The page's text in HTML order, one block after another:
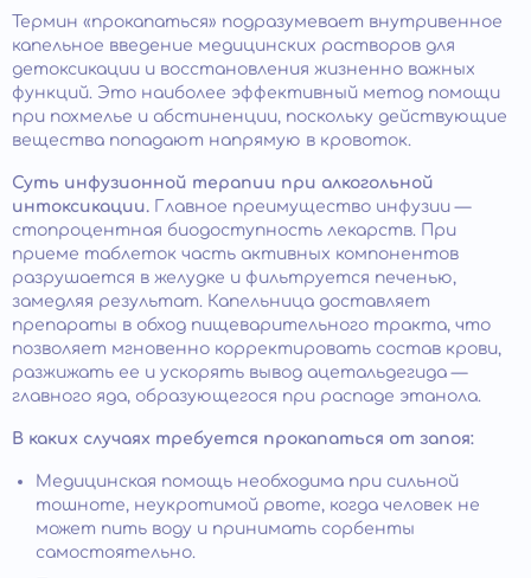
Термин «прокапаться» подразумевает внутривенное
капельное введение медицинских растворов для
детоксикации и восстановления жизненно важных
функций. Это наиболее эффективный метод помощи
при похмелье и абстиненции, поскольку действующие
вещества попадают напрямую в кровоток.
Суть инфузионной терапии при алкогольной
интоксикации.
Главное преимущество инфузии —
стопроцентная биодоступность лекарств. При
приеме таблеток часть активных компонентов
разрушается в желудке и фильтруется печенью,
замедляя результат. Капельница доставляет
препараты в обход пищеварительного тракта, что
позволяет мгновенно корректировать состав крови,
разжижать ее и ускорять вывод ацетальдегида —
главного яда, образующегося при распаде этанола.
В каких случаях требуется прокапаться от запоя:
Медицинская помощь необходима при сильной
тошноте, неукротимой рвоте, когда человек не
может пить воду и принимать сорбенты
самостоятельно.